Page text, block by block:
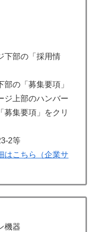
下部の「採用情
の「募集要項」
ジ上部のハンバー
募集要項」をクリ
2等
はこちら（企業サ
機器